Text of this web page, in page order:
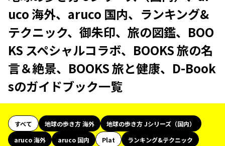
uco 海外、aruco 国内、ランキング&
テクニック、御朱印、旅の図鑑、BOO
KS スペシャルコラボ、BOOKS 旅の名
言＆絶景、BOOKS 旅と健康、D-Book
sのガイドブック一覧
すべて 地球の歩き方 海外
地球の歩き方 Jシリーズ（国内）
aruco 海外
aruco 国内 Plat
ランキング&テクニック